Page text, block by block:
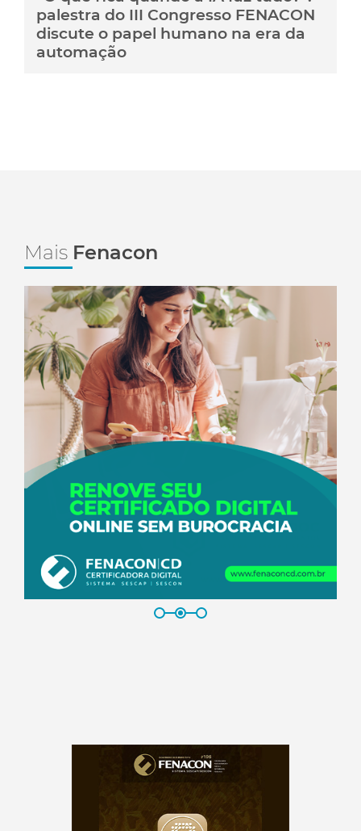
palestra do III Congresso FENACON
discute o papel humano na era da
automação
Mais Fenacon